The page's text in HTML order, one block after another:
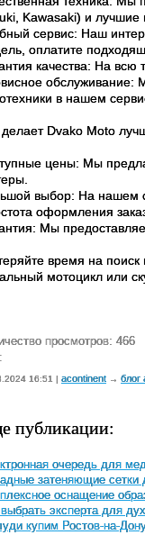
Kawasaki) и лучшие
сервис: Наш
оплатите
качества: На всю
обслуживание:
в нашем
делает Dvako Moto
цены: Мы
выбор: На нашем
оформления
Мы
время на
мотоцикл или
просмотров: 466
16:51 | acontinent → блог
публикации:
очередь для
затеняющие сетки
оснащение
выбрать эксперта для
купим Ростов-на-